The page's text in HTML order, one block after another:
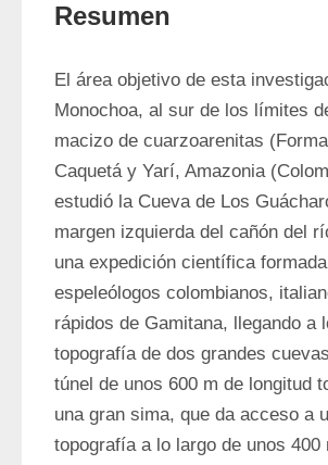
Resumen
El área objetivo de esta
Monochoa, al sur de los límites
macizo de cuarzoarenitas
Caquetá y Yarí, Amazonia
estudió la Cueva de Los
margen izquierda del cañón del
una expedición científica
espeleólogos colombianos,
rápidos de Gamitana, llegando
topografía de dos grandes
túnel de unos 600 m de longitud
una gran sima, que da acceso a
topografía a lo largo de unos